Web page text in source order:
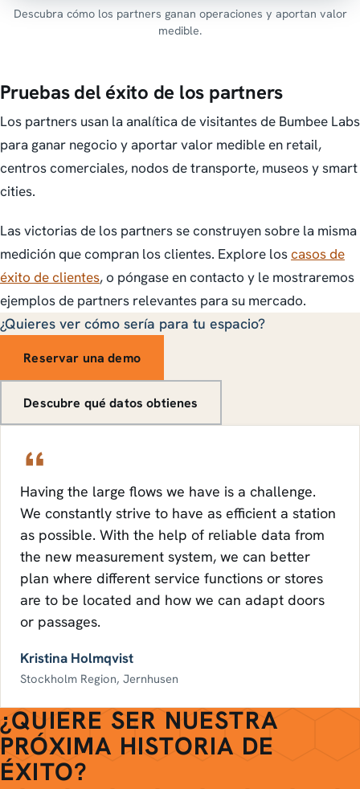
Descubra cómo los partners ganan operaciones y aportan valor
medible.
Pruebas del éxito de los partners
Los partners usan la analítica de visitantes de Bumbee Labs
para ganar negocio y aportar valor medible en retail,
centros comerciales, nodos de transporte, museos y smart
cities.
Las victorias de los partners se construyen sobre la misma
medición que compran los clientes. Explore loscasos de
éxito de clientes, o póngase en contacto y le mostraremos
ejemplos de partners relevantes para su mercado.
¿Quieres ver cómo sería para tu espacio?
Reservar una demo
Descubre qué datos obtienes
Having the large flows we have is a challenge.
We constantly strive to have as efficient a station
as possible. With the help of reliable data from
the new measurement system, we can better
plan where different service functions or stores
are to be located and how we can adapt doors
or passages.
Kristina Holmqvist
Stockholm Region, Jernhusen
¿QUIERE SER NUESTRA
PRÓXIMA HISTORIA DE
ÉXITO?